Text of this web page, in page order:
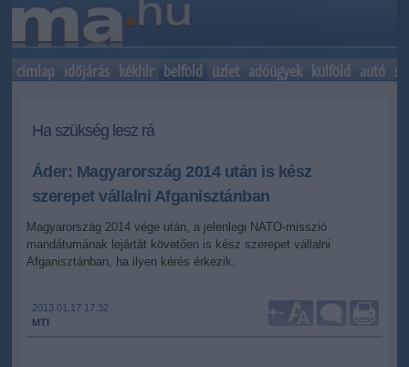
címlap időjárás kékhír belföld üzlet adóügyek külföld autó
Ha szükség lesz rá
Áder: Magyarország 2014 után is kész
szerepet vállalni Afganisztánban
Magyarország 2014 vége után, a jelenlegi NATO-misszió
mandátumának lejártát követően is kész szerepet vállalni
Afganisztánban, ha ilyen kérés érkezik.
2013.01.17 17:32
MTI
+-